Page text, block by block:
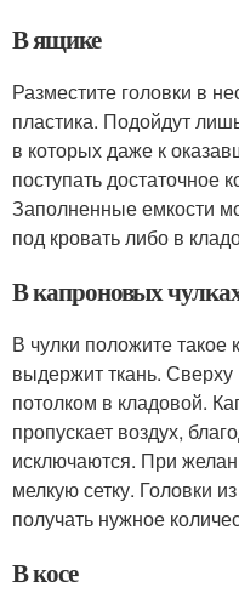
В ящике
Разместите головки в
пластика. Подойдут
в которых даже к
поступать достаточное
Заполненные емкости
под кровать либо в
В капроновых
В чулки положите такое
выдержит ткань.
потолком в кладовой.
пропускает воздух,
исключаются. При
мелкую сетку. Головки
получать нужное
В косе